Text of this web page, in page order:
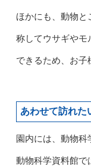
ほかにも、動物と
称してウサギやモ
できるため、お子
あわせて訪れた
園内には、動物科
動物科学資料館で